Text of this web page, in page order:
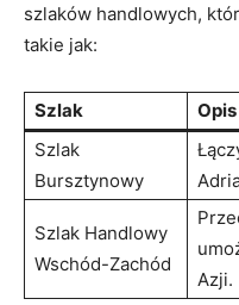
szlaków handlowych,
‍takie jak:
Szlak
Opis
Szlak
Bursztynowy
Szlak Handlowy⁣
Wschód-Zachód
Azji.